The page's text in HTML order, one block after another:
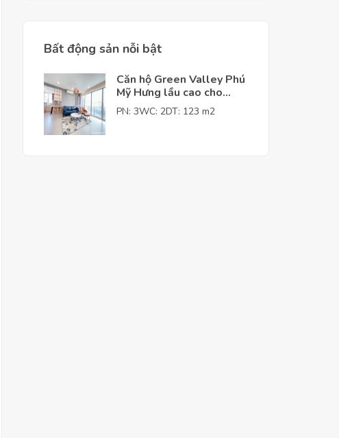
Bất động sản nỗi bật
Căn hộ Green Valley Phú
Mỹ Hưng lầu cao cho
thuê giá tốt
PN: 3WC: 2DT: 123 m2